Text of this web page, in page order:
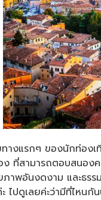
างแรกๆ ของนักท่อง
ง ที่สามารถตอบสนอ
พอันงดงาม และธรร
ไปดูเลยค่ะว่ามีที่ไหนกั